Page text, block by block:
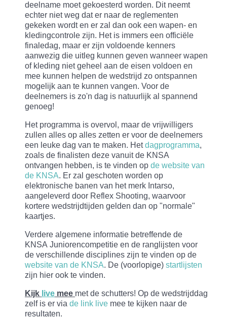
deelname moet gekoesterd worden. Dit neemt
echter niet weg dat er naar de reglementen
gekeken wordt en er zal dan ook een wapen- en
kledingcontrole zijn. Het is immers een officiële
finaledag, maar er zijn voldoende kenners
aanwezig die uitleg kunnen geven wanneer wapen
of kleding niet geheel aan de eisen voldoen en
mee kunnen helpen de wedstrijd zo ontspannen
mogelijk aan te kunnen vangen. Voor de
deelnemers is zo'n dag is natuurlijk al spannend
genoeg!
Het programma is overvol, maar de vrijwilligers
zullen alles op alles zetten er voor de deelnemers
een leuke dag van te maken. Hetdagprogramma,
zoals de finalisten deze vanuit de KNSA
ontvangen hebben, is te vinden op de website van
de KNSA. Er zal geschoten worden op
elektronische banen van het merk Intarso,
aangeleverd door Reflex Shooting, waarvoor
kortere wedstrijdtijden gelden dan op "normale"
kaartjes.
Verdere algemene informatie betreffende de
KNSA Juniorencompetitie en de ranglijsten voor
de verschillende disciplines zijn te vinden op de
website van de KNSA. De (voorlopige) startlijsten
zijn hier ook te vinden.
Kijk live mee met de schutters! Op de wedstrijddag
zelf is er via de link live mee te kijken naar de
resultaten.